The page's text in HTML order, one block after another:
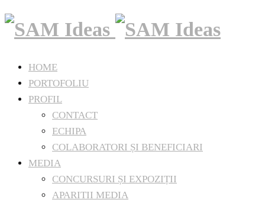
HOME
PORTOFOLIU
PROFIL
CONTACT
ECHIPA
COLABORATORI ȘI BENEFICIARI
MEDIA
CONCURSURI ȘI EXPOZIȚII
APARITII MEDIA